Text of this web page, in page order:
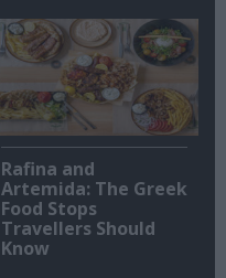
Rafina and
Artemida: The Greek
Food Stops
Travellers Should
Know